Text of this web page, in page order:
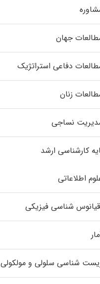
جهان
دفاعی استراتژیک
زنان
نساجی
کارشناسی ارشد
اطلاعاتی
شناسی فیزیکی
شناسی سلولی و مولکولی